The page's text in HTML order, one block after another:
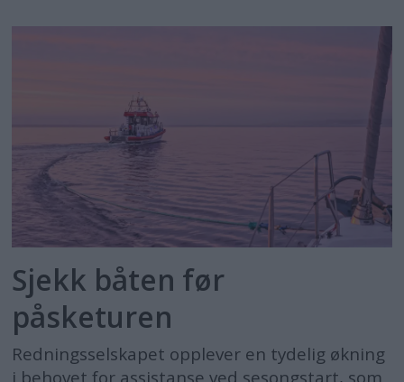
Sjekk båten før
påsketuren
Redningsselskapet opplever en tydelig økning